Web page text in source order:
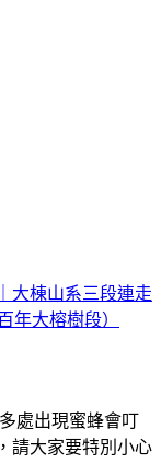
大棟山系三段連走
年大榕樹段）
處出現蜜蜂會叮
請大家要特別小心